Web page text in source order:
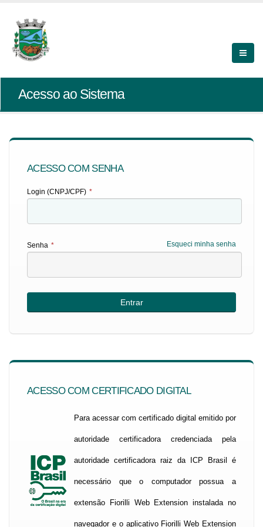
Acesso ao Sistema
ACESSO COM SENHA
Login (CNPJ/CPF) *
Esqueci minha senha
Senha *
ACESSO COM CERTIFICADO DIGITAL
Para acessar com certificado digital emitido por
autoridade certificadora credenciada pela
autoridade certificadora raiz da ICP Brasil é
necessário que o computador possua a
extensão Fiorilli Web Extension instalada no
navegador e o aplicativo Fiorilli Web Extension